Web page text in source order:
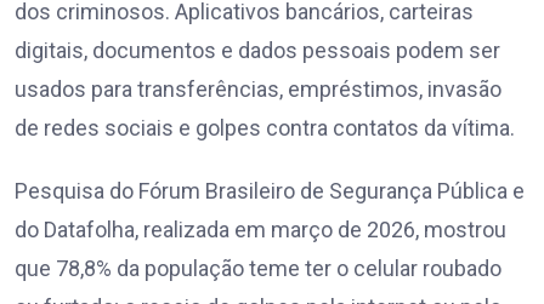
dos criminosos. Aplicativos bancários, carteiras
digitais, documentos e dados pessoais podem ser
usados para transferências, empréstimos, invasão
de redes sociais e golpes contra contatos da vítima.
Pesquisa do Fórum Brasileiro de Segurança Pública e
do Datafolha, realizada em março de 2026, mostrou
que 78,8% da população teme ter o celular roubado